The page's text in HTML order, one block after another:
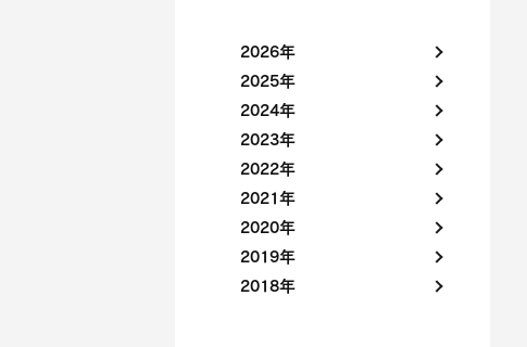
2026年
2025年
2024年
2023年
2022年
2021年
2020年
2019年
2018年